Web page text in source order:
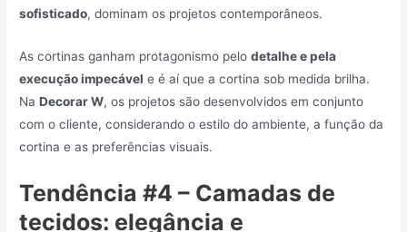
sofisticado, dominam os projetos contemporâneos.
As cortinas ganham protagonismo pelodetalhe e pela
execução impecável e é aí que a cortina sob medida brilha.
NaDecorar W, os projetos são desenvolvidos em conjunto
com o cliente, considerando o estilo do ambiente, a função da
cortina e as preferências visuais.
Tendência #4 – Camadas de
tecidos: elegância e